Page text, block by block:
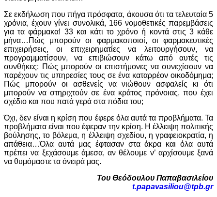
Σε εκδήλωση που πήγα πρόσφατα, άκουσα ότι τα τελευταία 5
χρόνια, έχουν γίνει συνολικά, 166 νομοθετικές παρεμβάσεις
για τα φάρμακα! 33 και κάτι το χρόνο ή κοντά στις 3 κάθε
μήνα…Πώς μπορούν οι φαρμακοποιοί, οι φαρμακευτικές
επιχειρήσεις, οι επιχειρηματίες να λειτουργήσουν, να
προγραμματίσουν, να επιβιώσουν κάτω από αυτές τις
συνθήκες; Πώς μπορούν οι επιστήμονες να συνεχίσουν να
παρέχουν τις υπηρεσίες τους σε ένα καταρρέον οικοδόμημα;
Πώς μπορούν οι ασθενείς να νιώθουν ασφαλείς κι ότι
μπορούν να στηριχτούν σε ένα κράτος πρόνοιας, που έχει
σχέδιο και που πατά γερά στα πόδια του;
Όχι, δεν είναι η κρίση που έφερε όλα αυτά τα προβλήματα. Τα
προβλήματα είναι που έφεραν την κρίση. Η έλλειψη πολιτικής
βούλησης, το βόλεμα, η έλλειψη σχεδίου, η γραφειοκρατία, η
απάθεια…Όλα αυτά μας έφτασαν στα άκρα και όλα αυτά
πρέπει να ξεχάσουμε άμεσα, αν θέλουμε ν’ αρχίσουμε ξανά
να θυμόμαστε τα όνειρά μας.
Του Θεόδουλου Παπαβασιλείου
t.papavasiliou@tpb.gr